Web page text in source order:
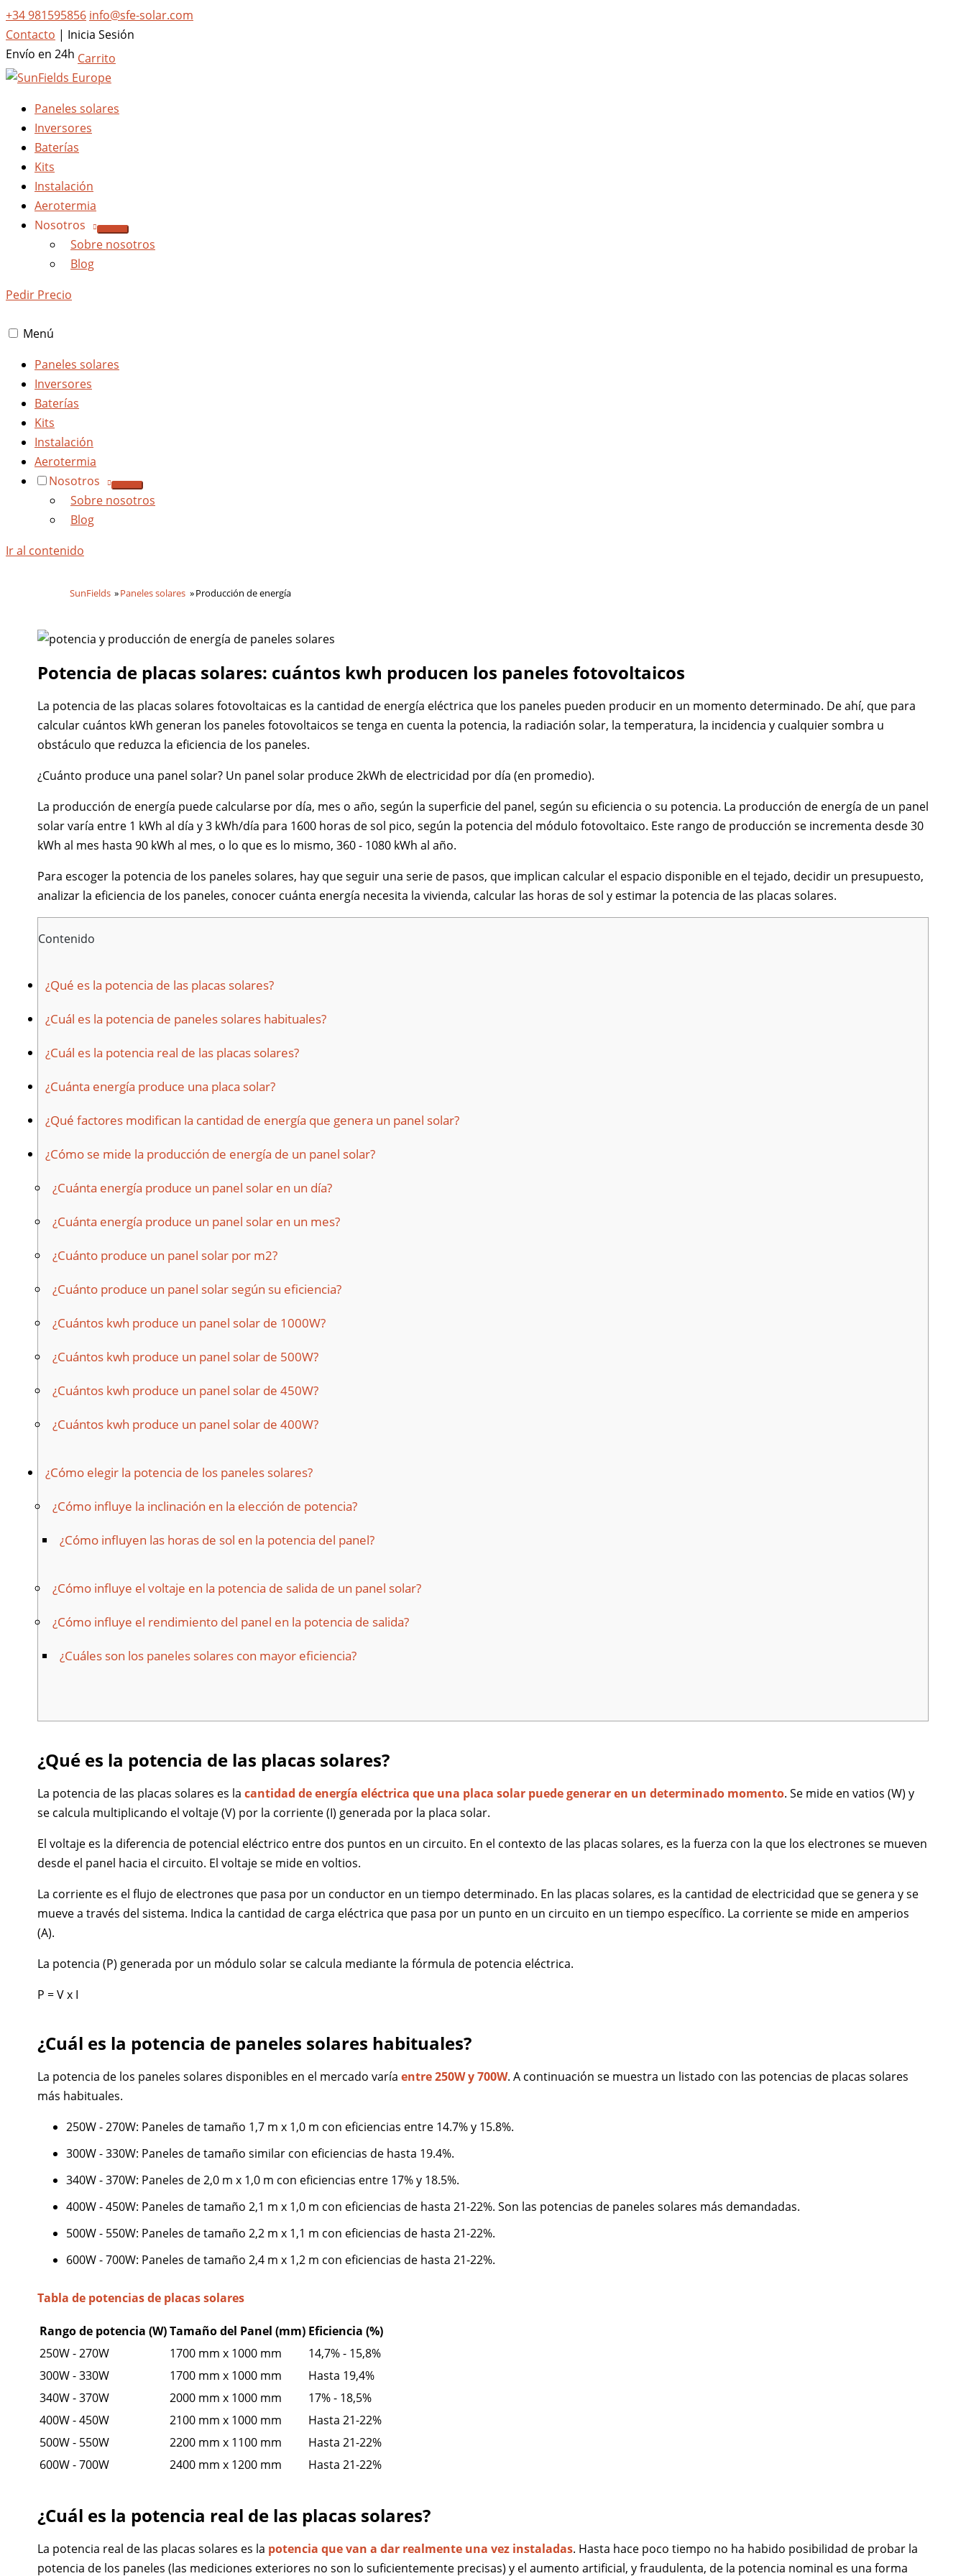
+34 981595856 info@sfe-solar.com
Contacto | Inicia Sesión
Envío en 24h Carrito
Paneles solares
Inversores
Baterías
Kits
Instalación
Aerotermia
Nosotros
Sobre nosotros
Blog
Pedir Precio
Menú
Paneles solares
Inversores
Baterías
Kits
Instalación
Aerotermia
Nosotros
Sobre nosotros
Blog
Ir al contenido
SunFields Paneles solares Producción de energía
Potencia de placas solares: cuántos kwh producen los paneles fotovoltaicos
La potencia de las placas solares fotovoltaicas es la cantidad de energía eléctrica que los paneles pueden producir en un momento determinado. De ahí, que para
calcular cuántos kWh generan los paneles fotovoltaicos se tenga en cuenta la potencia, la radiación solar, la temperatura, la incidencia y cualquier sombra u
obstáculo que reduzca la eficiencia de los paneles.
¿Cuánto produce una panel solar? Un panel solar produce 2kWh de electricidad por día (en promedio).
La producción de energía puede calcularse por día, mes o año, según la superficie del panel, según su eficiencia o su potencia. La producción de energía de un panel
solar varía entre 1 kWh al día y 3 kWh/día para 1600 horas de sol pico, según la potencia del módulo fotovoltaico. Este rango de producción se incrementa desde 30
kWh al mes hasta 90 kWh al mes, o lo que es lo mismo, 360 - 1080 kWh al año.
Para escoger la potencia de los paneles solares, hay que seguir una serie de pasos, que implican calcular el espacio disponible en el tejado, decidir un presupuesto,
analizar la eficiencia de los paneles, conocer cuánta energía necesita la vivienda, calcular las horas de sol y estimar la potencia de las placas solares.
Contenido
¿Qué es la potencia de las placas solares?
¿Cuál es la potencia de paneles solares habituales?
¿Cuál es la potencia real de las placas solares?
¿Cuánta energía produce una placa solar?
¿Qué factores modifican la cantidad de energía que genera un panel solar?
¿Cómo se mide la producción de energía de un panel solar?
¿Cuánta energía produce un panel solar en un día?
¿Cuánta energía produce un panel solar en un mes?
¿Cuánto produce un panel solar por m2?
¿Cuánto produce un panel solar según su eficiencia?
¿Cuántos kwh produce un panel solar de 1000W?
¿Cuántos kwh produce un panel solar de 500W?
¿Cuántos kwh produce un panel solar de 450W?
¿Cuántos kwh produce un panel solar de 400W?
¿Cómo elegir la potencia de los paneles solares?
¿Cómo influye la inclinación en la elección de potencia?
¿Cómo influyen las horas de sol en la potencia del panel?
¿Cómo influye el voltaje en la potencia de salida de un panel solar?
¿Cómo influye el rendimiento del panel en la potencia de salida?
¿Cuáles son los paneles solares con mayor eficiencia?
¿Qué es la potencia de las placas solares?
La potencia de las placas solares es la cantidad de energía eléctrica que una placa solar puede generar en un determinado momento. Se mide en vatios (W) y
se calcula multiplicando el voltaje (V) por la corriente (I) generada por la placa solar.
El voltaje es la diferencia de potencial eléctrico entre dos puntos en un circuito. En el contexto de las placas solares, es la fuerza con la que los electrones se mueven
desde el panel hacia el circuito. El voltaje se mide en voltios.
La corriente es el flujo de electrones que pasa por un conductor en un tiempo determinado. En las placas solares, es la cantidad de electricidad que se genera y se
mueve a través del sistema. Indica la cantidad de carga eléctrica que pasa por un punto en un circuito en un tiempo específico. La corriente se mide en amperios
(A).
La potencia (P) generada por un módulo solar se calcula mediante la fórmula de potencia eléctrica.
P = V x I
¿Cuál es la potencia de paneles solares habituales?
La potencia de los paneles solares disponibles en el mercado varía entre 250W y 700W. A continuación se muestra un listado con las potencias de placas solares
más habituales.
250W - 270W: Paneles de tamaño 1,7 m x 1,0 m con eficiencias entre 14.7% y 15.8%.
300W - 330W: Paneles de tamaño similar con eficiencias de hasta 19.4%.
340W - 370W: Paneles de 2,0 m x 1,0 m con eficiencias entre 17% y 18.5%.
400W - 450W: Paneles de tamaño 2,1 m x 1,0 m con eficiencias de hasta 21-22%. Son las potencias de paneles solares más demandadas.
500W - 550W: Paneles de tamaño 2,2 m x 1,1 m con eficiencias de hasta 21-22%.
600W - 700W: Paneles de tamaño 2,4 m x 1,2 m con eficiencias de hasta 21-22%.
Tabla de potencias de placas solares
Rango de potencia (W)Tamaño del Panel (mm) Eficiencia (%)
250W - 270W
1700 mm x 1000 mm
14,7% - 15,8%
300W - 330W
1700 mm x 1000 mm
Hasta 19,4%
340W - 370W
2000 mm x 1000 mm
17% - 18,5%
400W - 450W
2100 mm x 1000 mm
Hasta 21-22%
500W - 550W
2200 mm x 1100 mm
Hasta 21-22%
600W - 700W
2400 mm x 1200 mm Hasta 21-22%
¿Cuál es la potencia real de las placas solares?
La potencia real de las placas solares es la potencia que van a dar realmente una vez instaladas. Hasta hace poco tiempo no ha habido posibilidad de probar la
potencia de los paneles (las mediciones exteriores no son lo suficientemente precisas) y el aumento artificial, y fraudulenta, de la potencia nominal es una forma